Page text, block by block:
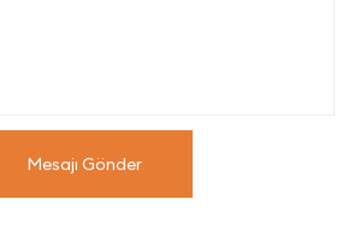
Mesajı Gönder